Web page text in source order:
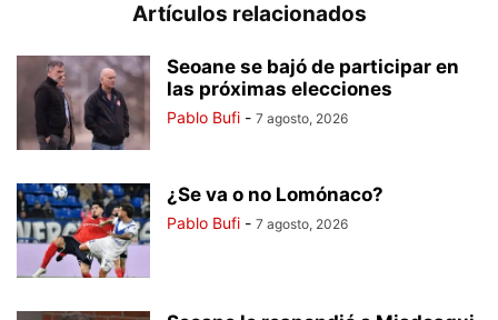
Artículos relacionados
Seoane se bajó de participar en
las próximas elecciones
Pablo Bufi - 7 agosto, 2026
¿Se va o no Lomónaco?
Pablo Bufi - 7 agosto, 2026